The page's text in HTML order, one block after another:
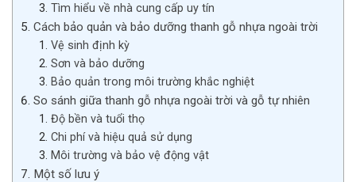
Tìm hiểu về nhà cung cấp uy tín
Cách bảo quản và bảo dưỡng thanh gỗ nhựa ngoài trời
Vệ sinh định kỳ
Sơn và bảo dưỡng
Bảo quản trong môi trường khắc nghiệt
So sánh giữa thanh gỗ nhựa ngoài trời và gỗ tự nhiên
Độ bền và tuổi thọ
Chi phí và hiệu quả sử dụng
Môi trường và bảo vệ động vật
Một số lưu ý